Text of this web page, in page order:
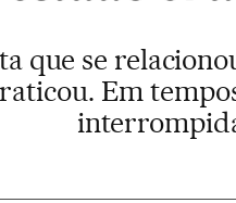
que se
Em